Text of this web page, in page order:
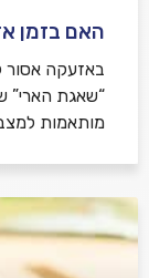
האם בזמן
באזעקה
מותאמות